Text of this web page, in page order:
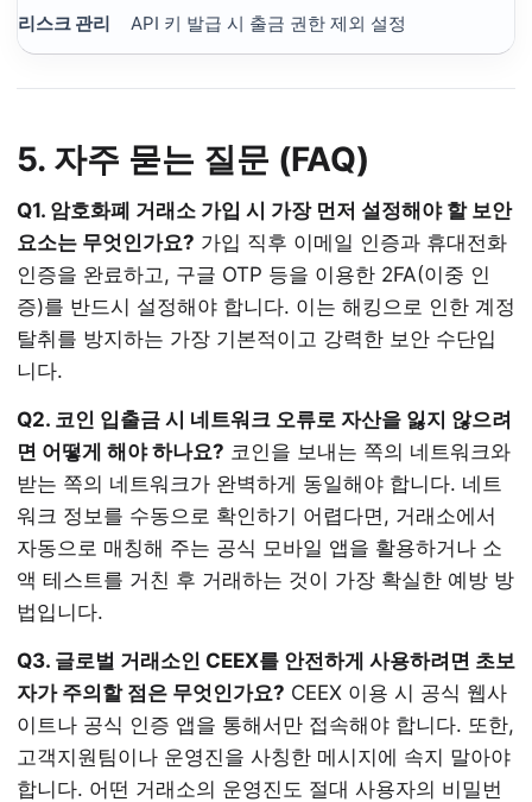
리스크 관리 API 키 발급 시 출금 권한 제외 설정
5. 자주 묻는 질문 (FAQ)
Q1. 암호화폐 거래소 가입 시 가장 먼저 설정해야 할 보안
요소는 무엇인가요? 가입 직후 이메일 인증과 휴대전화
인증을 완료하고, 구글 OTP 등을 이용한 2FA(이중 인
증)를 반드시 설정해야 합니다. 이는 해킹으로 인한 계정
탈취를 방지하는 가장 기본적이고 강력한 보안 수단입
니다.
Q2. 코인 입출금 시 네트워크 오류로 자산을 잃지 않으려
면 어떻게 해야 하나요? 코인을 보내는 쪽의 네트워크와
받는 쪽의 네트워크가 완벽하게 동일해야 합니다. 네트
워크 정보를 수동으로 확인하기 어렵다면, 거래소에서
자동으로 매칭해 주는 공식 모바일 앱을 활용하거나 소
액 테스트를 거친 후 거래하는 것이 가장 확실한 예방 방
법입니다.
Q3. 글로벌 거래소인 CEEX를 안전하게 사용하려면 초보
자가 주의할 점은 무엇인가요? CEEX 이용 시 공식 웹사
이트나 공식 인증 앱을 통해서만 접속해야 합니다. 또한,
고객지원팀이나 운영진을 사칭한 메시지에 속지 말아야
합니다. 어떤 거래소의 운영진도 절대 사용자의 비밀번